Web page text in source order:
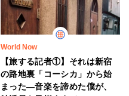
World Now
【旅する記者①】それは新宿
の路地裏「コーシカ」から始
まった―音楽を諦めた僕が、